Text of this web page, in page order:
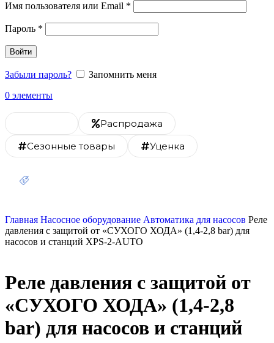
Имя пользователя или Email *
Пароль *
Войти
Забыли пароль?
Запомнить меня
0 элементы
Распродажа
Сезонные товары
Уценка
Главная Насосное оборудование Автоматика для насосов Реле
давления c защитой от «СУХОГО ХОДА» (1,4-2,8 bar) для
насосов и станций XPS-2-AUTO
Реле давления c защитой от
«СУХОГО ХОДА» (1,4-2,8
bar) для насосов и станций